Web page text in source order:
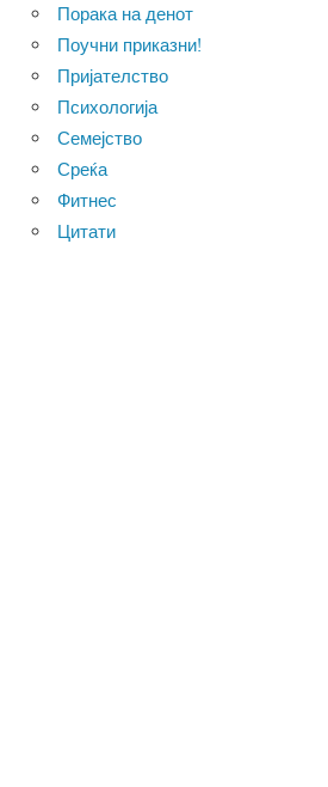
Порака на денот
Поучни приказни!
Пријателство
Психологија
Семејство
Среќа
Фитнес
Цитати